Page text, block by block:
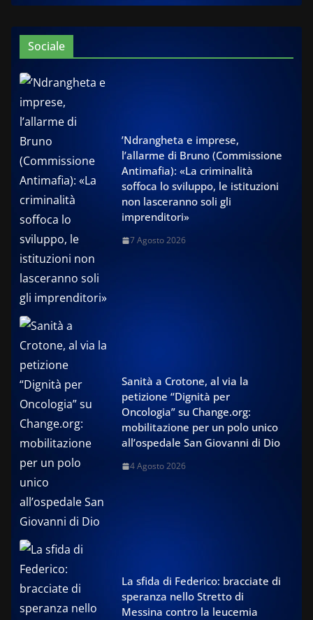
Sociale
’Ndrangheta e imprese,
l’allarme di Bruno (Commissione
Antimafia): «La criminalità
soffoca lo sviluppo, le istituzioni
non lasceranno soli gli
imprenditori»
7 Agosto 2026
Sanità a Crotone, al via la
petizione “Dignità per
Oncologia” su Change.org:
mobilitazione per un polo unico
all’ospedale San Giovanni di Dio
4 Agosto 2026
La sfida di Federico: bracciate di
speranza nello Stretto di
Messina contro la leucemia